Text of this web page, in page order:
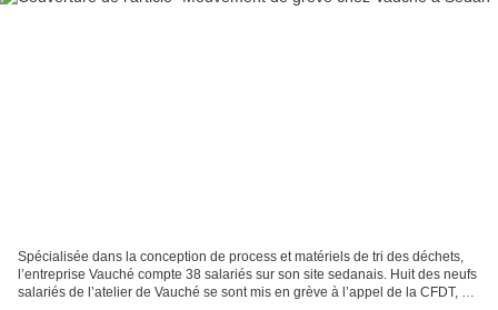
Spécialisée dans la conception de process et matériels de tri des déchets,
l’entreprise Vauché compte 38 salariés sur son site sedanais. Huit des neufs
salariés de l’atelier de Vauché se sont mis en grève à l’appel de la CFDT, ce